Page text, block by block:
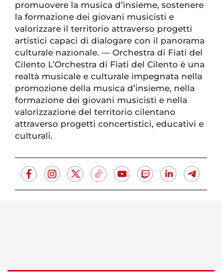
promuovere la musica d’insieme, sostenere
la formazione dei giovani musicisti e
valorizzare il territorio attraverso progetti
artistici capaci di dialogare con il panorama
culturale nazionale. — Orchestra di Fiati del
Cilento L’Orchestra di Fiati del Cilento è una
realtà musicale e culturale impegnata nella
promozione della musica d’insieme, nella
formazione dei giovani musicisti e nella
valorizzazione del territorio cilentano
attraverso progetti concertistici, educativi e
culturali.